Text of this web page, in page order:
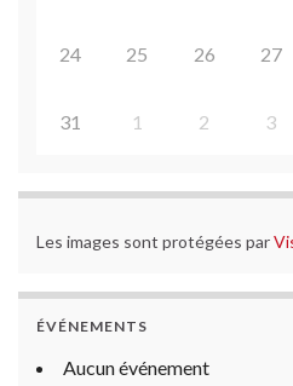
24 25 26 27
31 1 2 3
Les images sont protégées par
ÉVÉNEMENTS
Aucun événement